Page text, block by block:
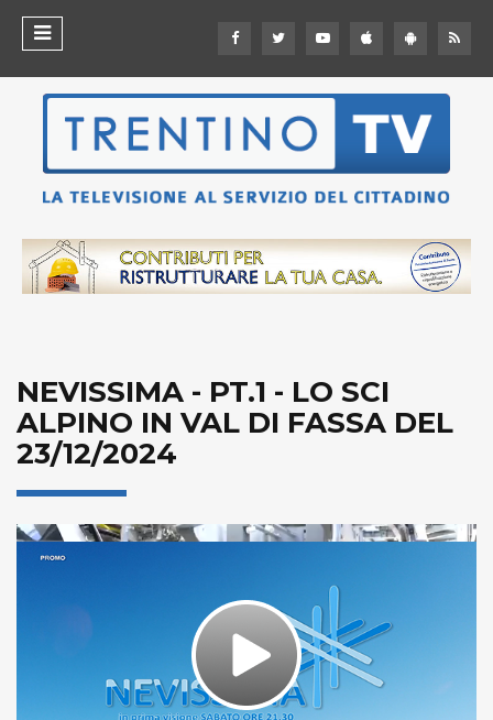
NEVISSIMA - PT.1 - LO SCI
ALPINO IN VAL DI FASSA DEL
23/12/2024
Play
Video